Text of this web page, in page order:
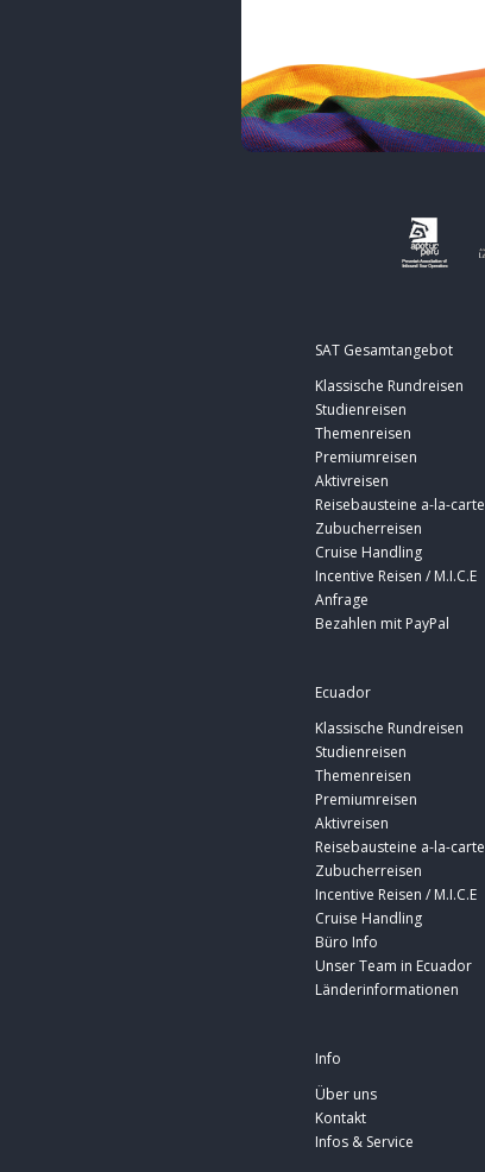
SAT Gesamtangebot
Klassische Rundreisen
Studienreisen
Themenreisen
Premiumreisen
Aktivreisen
Reisebausteine a-la-carte
Zubucherreisen
Cruise Handling
Incentive Reisen / M.I.C.E
Anfrage
Bezahlen mit PayPal
Ecuador
Klassische Rundreisen
Studienreisen
Themenreisen
Premiumreisen
Aktivreisen
Reisebausteine a-la-carte
Zubucherreisen
Incentive Reisen / M.I.C.E
Cruise Handling
Büro Info
Unser Team in Ecuador
Länderinformationen
Info
Über uns
Kontakt
Infos & Service